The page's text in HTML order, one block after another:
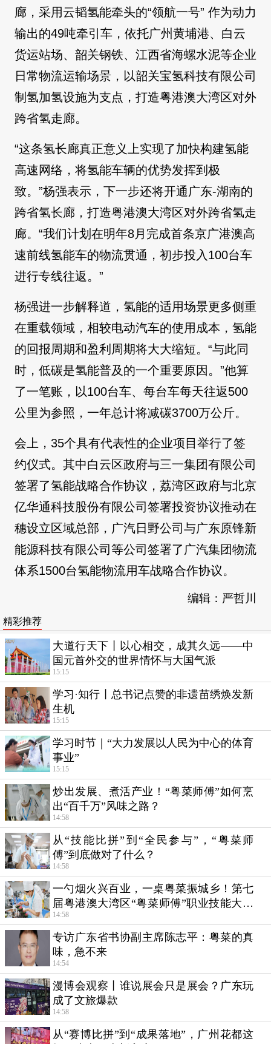
廊，采用云韬氢能牵头的“领航一号” 作为动力
输出的49吨牵引车，依托广州黄埔港、白云
货运站场、韶关钢铁、江西省海螺水泥等企业
日常物流运输场景，以韶关宝氢科技有限公司
制氢加氢设施为支点，打造粤港澳大湾区对外
跨省氢走廊。
“这条氢长廊真正意义上实现了加快构建氢能
高速网络，将氢能车辆的优势发挥到极
致。”杨强表示，下一步还将开通广东-湖南的
跨省氢长廊，打造粤港澳大湾区对外跨省氢走
廊。“我们计划在明年8月完成首条京广港澳高
速前线氢能车的物流贯通，初步投入100台车
进行专线往返。”
杨强进一步解释道，氢能的适用场景更多侧重
在重载领域，相较电动汽车的使用成本，氢能
的回报周期和盈利周期将大大缩短。“与此同
时，低碳是氢能普及的一个重要原因。”他算
了一笔账，以100台车、每台车每天往返500
公里为参照，一年总计将减碳3700万公斤。
会上，35个具有代表性的企业项目举行了签
约仪式。其中白云区政府与三一集团有限公司
签署了氢能战略合作协议，荔湾区政府与北京
亿华通科技股份有限公司签署投资协议推动在
穗设立区域总部，广汽日野公司与广东原锋新
能源科技有限公司等公司签署了广汽集团物流
体系1500台氢能物流用车战略合作协议。
编辑：严哲川
精彩推荐